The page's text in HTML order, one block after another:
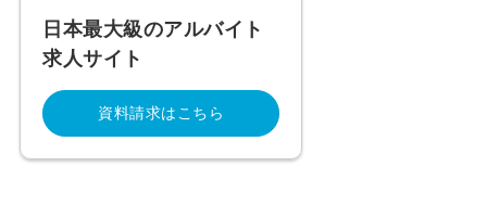
日本最大級のアルバイト
求人サイト
資料請求はこちら